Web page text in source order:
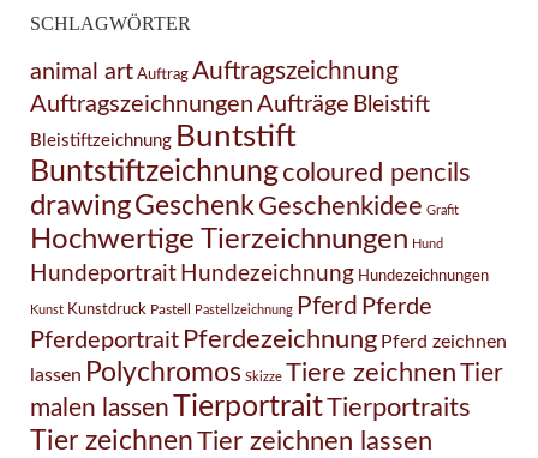
SCHLAGWÖRTER
animal art Auftrag Auftragszeichnung
Auftragszeichnungen Aufträge Bleistift
Bleistiftzeichnung Buntstift
Buntstiftzeichnungcoloured pencils
drawingGeschenk Geschenkidee Grafit
Hochwertige Tierzeichnungen Hund
Hundeportrait Hundezeichnung Hundezeichnungen
Kunst Kunstdruck Pastell Pastellzeichnung Pferd Pferde
Pferdeportrait Pferdezeichnung Pferd zeichnen
lassen Polychromos Skizze Tiere zeichnenTier
malen lassenTierportraitTierportraits
Tier zeichnenTier zeichnen lassen